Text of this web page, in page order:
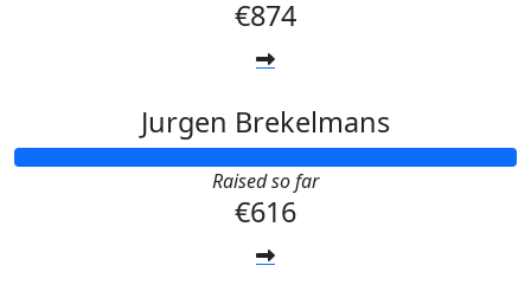
€874
Jurgen Brekelmans
Raised so far
€616